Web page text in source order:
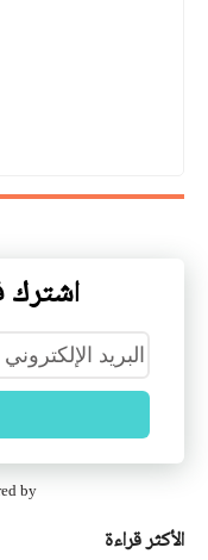
اشترك
by
الأكثر قراءة